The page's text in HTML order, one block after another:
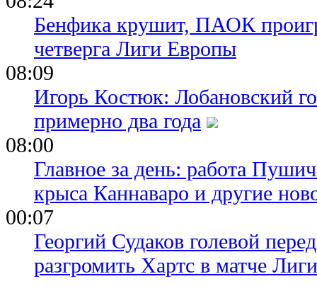
Бенфика крушит, ПАОК
четверга Лиги Европы
08:09
Игорь Костюк: Лобановский
примерно два года
08:00
Главное за день: работа
крыса Каннаваро и другие
00:07
Георгий Судаков голевой
разгромить Хартс в матче